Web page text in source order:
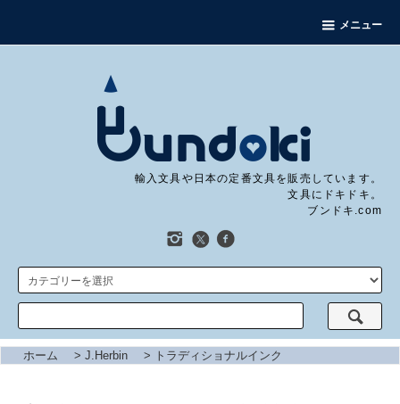
メニュー
輸入文具や日本の定番文具を販売しています。
文具にドキドキ。
ブンドキ.com
ホーム > J.Herbin > トラディショナルインク